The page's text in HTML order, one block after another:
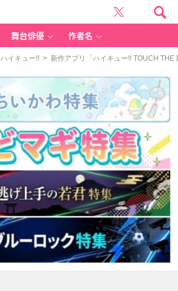
舞台俳優 作者名
ハイキュー!! > 新作アプリ「ハイキュー!! TOUCH